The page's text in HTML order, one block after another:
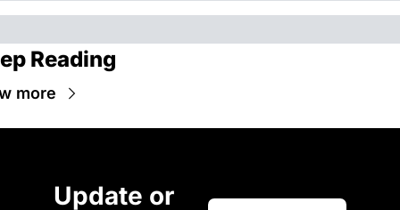
Reading
more
Update or